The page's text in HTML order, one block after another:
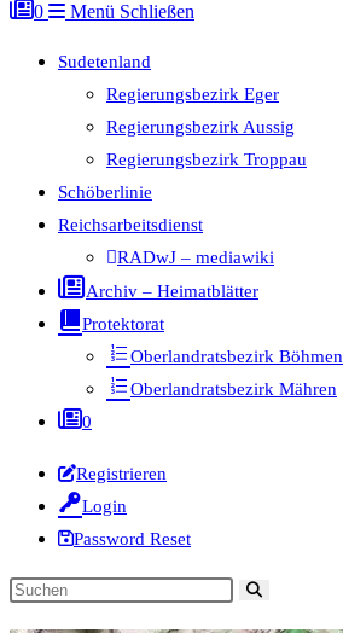
0 Menü Schließen
Sudetenland
Regierungsbezirk Eger
Regierungsbezirk Aussig
Regierungsbezirk Troppau
Schöberlinie
Reichsarbeitsdienst
RADwJ – mediawiki
Archiv – Heimatblätter
Protektorat
Oberlandratsbezirk Böhmen
Oberlandratsbezirk Mähren
0
Registrieren
Login
Password Reset
Diese